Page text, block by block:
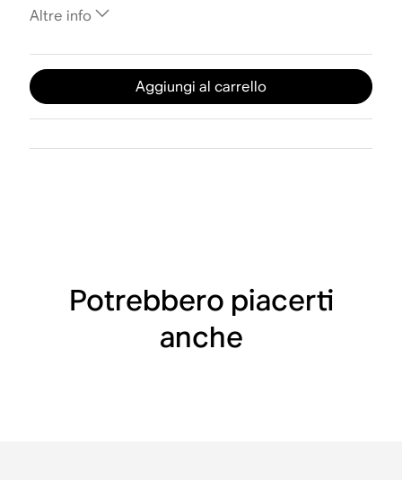
Altre info
Aggiungi al carrello
Potrebbero piacerti
anche